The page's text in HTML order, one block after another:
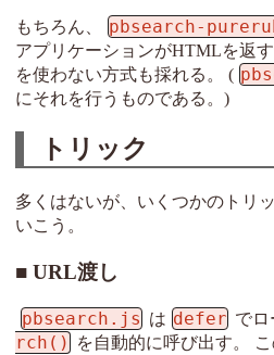
もちろん、 pbsearch-
アプリケーションがHTMLを返
を使わない方式も採れる。 (
にそれを行うものである。)
トリック
多くはないが、いくつかのトリ
いこう。
URL渡し
pbsearch.js は defer でロ
rch()
を自動的に呼び出す。